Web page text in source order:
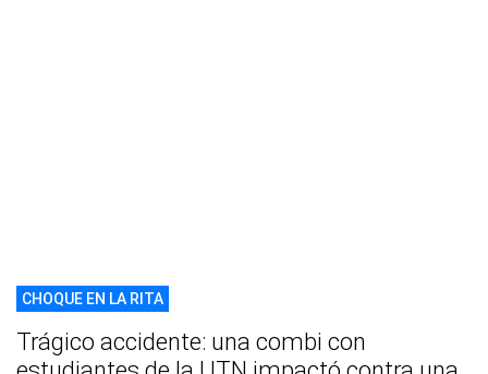
CHOQUE EN LA RITA
Trágico accidente: una combi con